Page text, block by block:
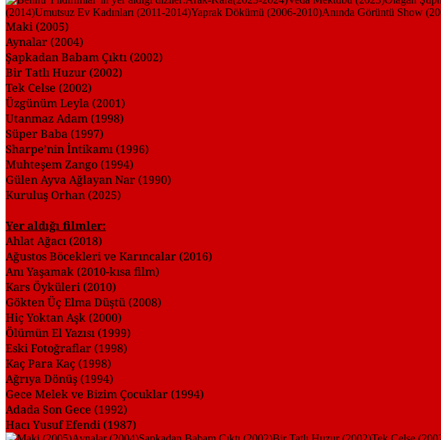
Maki (2005)
Aynalar (2004)
Şapkadan Babam Çıktı (2002)
Bir Tatlı Huzur (2002)
Tek Celse (2002)
Üzgünüm Leyla (2001)
Utanmaz Adam (1998)
Süper Baba (1997)
Sharpe’nin İntikamı (1996)
Muhteşem Zango (1994)
Gülen Ayva Ağlayan Nar (1990)
Kuruluş Orhan (2025)
Yer aldığı filmler:
Ahlat Ağacı (2018)
Ağustos Böcekleri ve Karıncalar (2016)
Anı Yaşamak (2010-kısa film)
Kars Öyküleri (2010)
Gökten Üç Elma Düştü (2008)
Hiç Yoktan Aşk (2000)
Ölümün El Yazısı (1999)
Eski Fotoğraflar (1998)
Kaç Para Kaç (1998)
Ağrıya Dönüş (1994)
Gece Melek ve Bizim Çocuklar (1994)
Adada Son Gece (1992)
Hacı Yusuf Efendi (1987)